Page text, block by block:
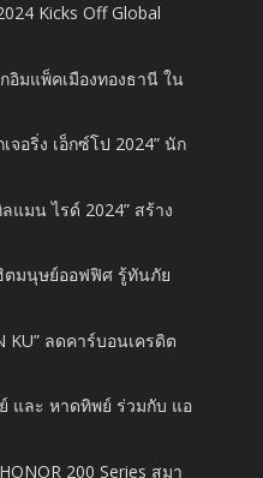
Kicks Off Global
มแพ็คเมืองทองธานี ใน
จอริ่ง เอ็กซ์โป 2024” นัก
แมน ไรด์ 2024” สร้าง
ตมนุษย์ออฟฟิศ รู้ทันภัย
KU” ลดคาร์บอนเครดิต
และ หาดทิพย์ ร่วมกับ แอ
200 Series สมา